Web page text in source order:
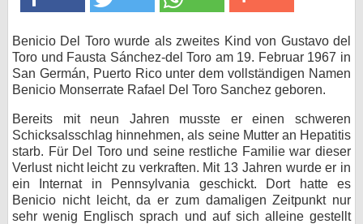
Benicio Del Toro wurde als zweites Kind von Gustavo del
Toro und Fausta Sánchez-del Toro am 19. Februar 1967 in
San Germán, Puerto Rico unter dem vollständigen Namen
Benicio Monserrate Rafael Del Toro Sanchez geboren.
Bereits mit neun Jahren musste er einen schweren
Schicksalsschlag hinnehmen, als seine Mutter an Hepatitis
starb. Für Del Toro und seine restliche Familie war dieser
Verlust nicht leicht zu verkraften. Mit 13 Jahren wurde er in
ein Internat in Pennsylvania geschickt. Dort hatte es
Benicio nicht leicht, da er zum damaligen Zeitpunkt nur
sehr wenig Englisch sprach und auf sich alleine gestellt
KULTUR
Specials
SERVICE
Gewinnspiele
Forum
bei X
bei Facebook